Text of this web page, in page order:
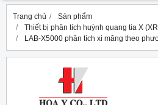
Trang chủ
Sản phẩm
Thiết bị phân tích huỳnh quang tia X
LAB-X5000 phân tích xi măng theo